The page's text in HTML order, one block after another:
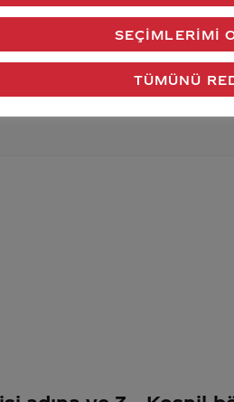
verdiğimiz cevap aklındaki
Gönder
TÜMÜNÜ
SEÇIMLERIMI